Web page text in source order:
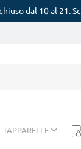
dal 10 al 21.
TAPPARELLE